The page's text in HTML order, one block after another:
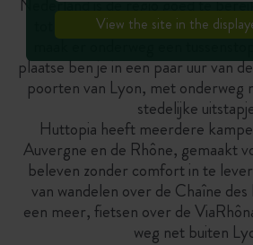
Nederland is de regio goed te
tot 10 uur rijden, bijvoorbeeld via
maak er onderweg een
plaatse ben je in een paar uur van
poorten van Lyon, met onderweg
stedelijke
Huttopia heeft meerdere
Auvergne en de Rhône, gemaakt
beleven zonder comfort in te
van wandelen over de Chaîne
een meer, fietsen over de
weg net buiten
View the site in the